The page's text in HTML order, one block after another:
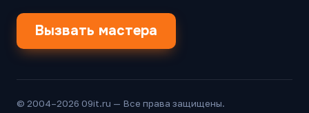
Вызвать мастера
© 2004–2026 09it.ru — Все права защищены.